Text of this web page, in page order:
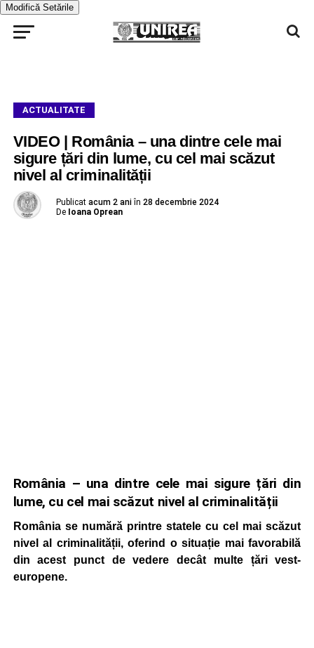
Modifică Setările
ACTUALITATE
VIDEO | România – una dintre cele mai
sigure țări din lume, cu cel mai scăzut
nivel al criminalității
Publicat acum 2 ani în 28 decembrie 2024
De Ioana Oprean
România – una dintre cele mai sigure țări din
lume, cu cel mai scăzut nivel al criminalității
România se numără printre statele cu cel mai scăzut
nivel al criminalității, oferind o situație mai favorabilă
din acest punct de vedere decât multe țări vest-
europene.